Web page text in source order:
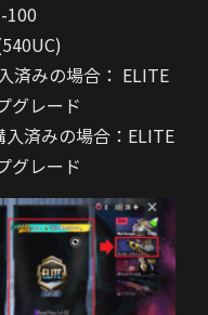
100
済みの場合： ELITE
グレード
入済みの場合：ELITE
グレード